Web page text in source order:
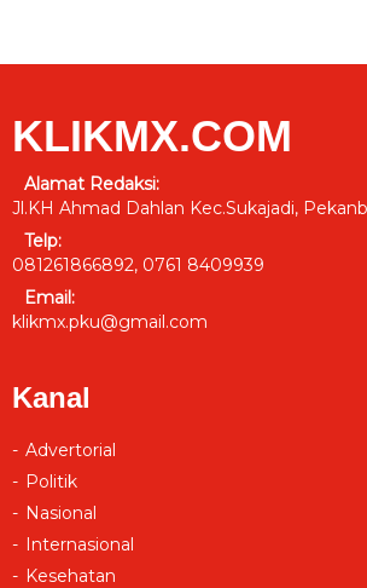
KLIKMX.COM
Alamat Redaksi:
Jl.KH Ahmad Dahlan Kec.Sukajadi,
Telp:
081261866892, 0761 8409939
Email:
klikmx.pku@gmail.com
Kanal
Advertorial
Politik
Nasional
Internasional
Kesehatan